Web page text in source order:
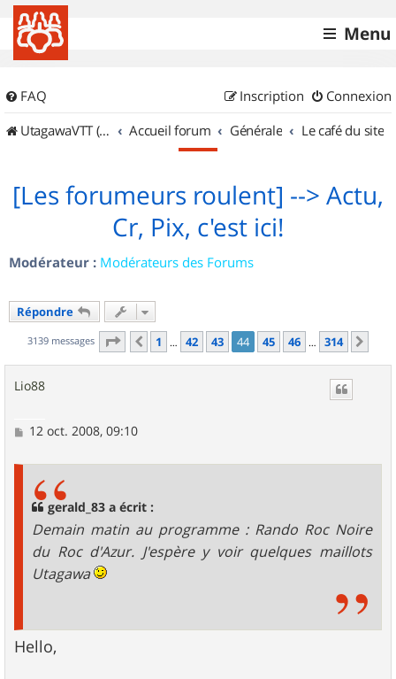
Menu
FAQ Connexion
Inscription
UtagawaVTT (Randos VTT et VTTAE avec traces GPS)
Accueil forum Générale Le café du site
[Les forumeurs roulent] --> Actu,
Cr, Pix, c'est ici!
Modérateur : Modérateurs des Forums
Répondre
3139 messages Page 44 sur314
Précédent
1 … 42 43 44 45 46 … 314
Lio88
M12 oct. 2008, 09:10
gerald_83 a écrit :
Demain matin au programme : Rando Roc Noire
du Roc d'Azur. J'espère y voir quelques maillots
Utagawa
Hello,